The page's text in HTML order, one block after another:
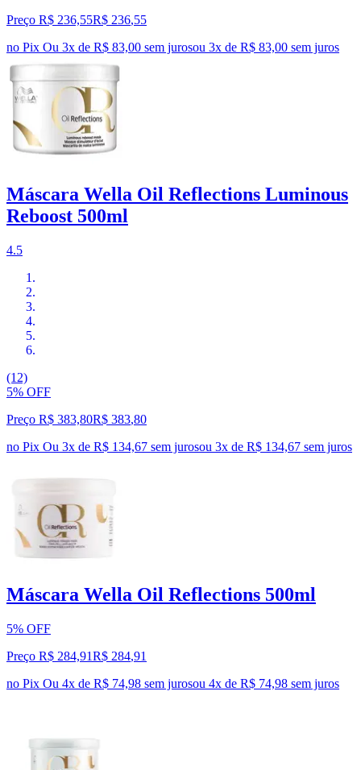
Preço R$ 236,55R$ 236,55
no Pix Ou 3x de R$ 83,00 sem jurosou 3x de R$ 83,00 sem juros
Máscara Wella Oil Reflections Luminous
Reboost 500ml
4.5
(12)
5% OFF
Preço R$ 383,80R$ 383,80
no Pix Ou 3x de R$ 134,67 sem jurosou 3x de R$ 134,67 sem juros
Máscara Wella Oil Reflections 500ml
5% OFF
Preço R$ 284,91R$ 284,91
no Pix Ou 4x de R$ 74,98 sem jurosou 4x de R$ 74,98 sem juros